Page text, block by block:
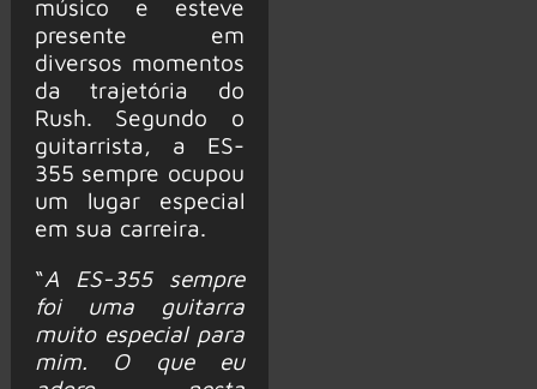
músico e esteve
presente em
diversos momentos
da trajetória do
Rush. Segundo o
guitarrista, a ES-
355 sempre ocupou
um lugar especial
em sua carreira.
“A ES-355 sempre
foi uma guitarra
muito especial para
mim. O que eu